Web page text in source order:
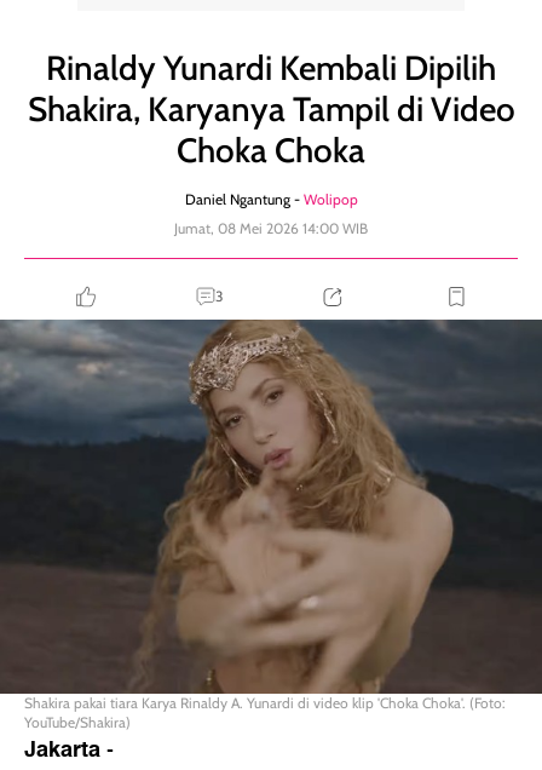
Rinaldy Yunardi Kembali Dipilih
Shakira, Karyanya Tampil di Video
Choka Choka
Daniel Ngantung - Wolipop
Jumat, 08 Mei 2026 14:00 WIB
3
Shakira pakai tiara Karya Rinaldy A. Yunardi di video klip 'Choka Choka'. (Foto:
YouTube/Shakira)
Jakarta-